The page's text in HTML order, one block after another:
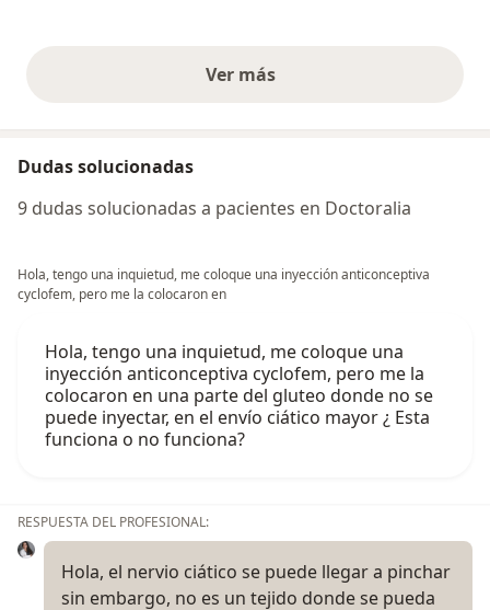
Ver másopiniones anteriores
Dudas solucionadas
9 dudas solucionadas a pacientes en Doctoralia
Hola, tengo una inquietud, me coloque una inyección anticonceptiva
cyclofem, pero me la colocaron en
Hola, tengo una inquietud, me coloque una
inyección anticonceptiva cyclofem, pero me la
colocaron en una parte del gluteo donde no se
puede inyectar, en el envío ciático mayor ¿ Esta
funciona o no funciona?
RESPUESTA DEL PROFESIONAL:
Hola, el nervio ciático se puede llegar a pinchar
sin embargo, no es un tejido donde se pueda